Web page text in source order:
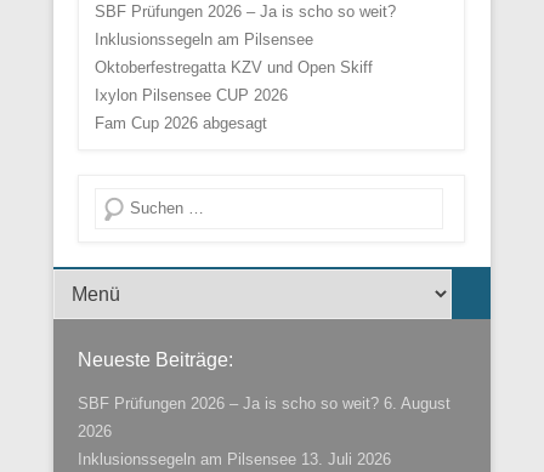
SBF Prüfungen 2026 – Ja is scho so weit?
Inklusionssegeln am Pilsensee
Oktoberfestregatta KZV und Open Skiff
Ixylon Pilsensee CUP 2026
Fam Cup 2026 abgesagt
Suche
Menü der Fußzeile
Neueste Beiträge:
SBF Prüfungen 2026 – Ja is scho so weit? 6. August
2026
Inklusionssegeln am Pilsensee 13. Juli 2026